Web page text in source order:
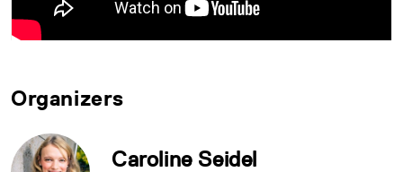
Organizers
Caroline Seidel